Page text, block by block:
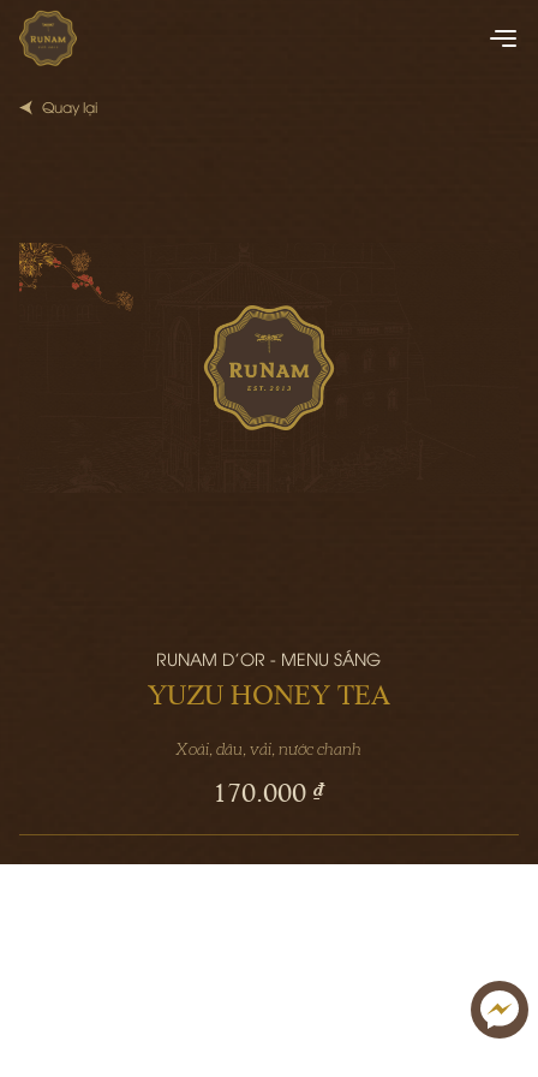
Quay lại
RUNAM D'OR - MENU SÁNG
YUZU HONEY TEA
Xoài, dâu, vải, nước chanh
170.000 ₫